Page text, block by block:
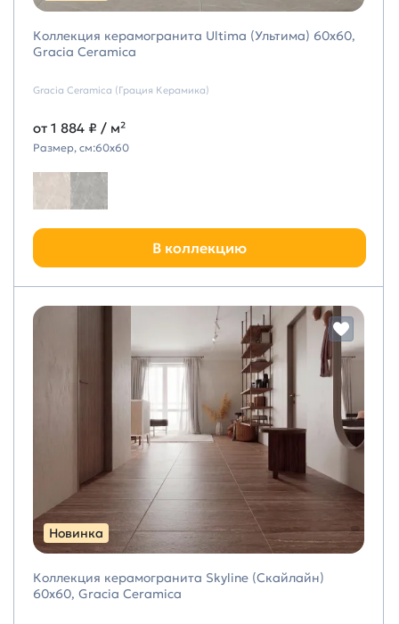
Коллекция керамогранита Ultima (Ультима) 60х60,
Gracia Ceramica
Gracia Ceramica (Грация Керамика)
от 1 884 ₽ / м²
Размер, см:60х60
В коллекцию
Новинка
Коллекция керамогранита Skyline (Скайлайн)
60х60, Gracia Ceramica